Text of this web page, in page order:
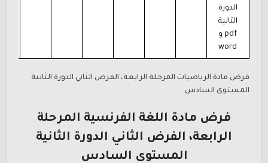
الدورة
الثانية
pdf و
word
فرض مادة الرياضيات المرحلة الرابعة، الفرض الثاني الدورة الثانية
المستوى السادس
فرض مادة اللغة الفرنسية المرحلة
الرابعة، الفرض الثاني الدورة الثانية
المستوى السادس